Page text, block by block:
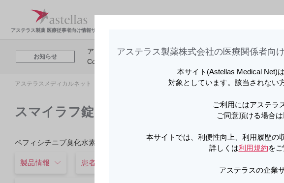
アステラス製薬 医療従事者向け情報サイト
お知らせ
アステラスメディカルネットでは、利便性向上、利用履歴の収
Cookieを利用してアクセスデータを取得しています。詳しくは
アステラスメディカルネット トップ 製品情報・安全性情報 スマイラフ錠50mg
スマイラフ錠50mg スマイラフ錠
ペフィシチニブ臭化水素酸塩
製品情報 患者さんサポート資材
アステラス製薬株式会社の医療関係者向
本サイト(Astellas Medical Net)
対象としています。該当されない
ご利用にはアステラ
ご同意頂ける場合
本サイトでは、利便性向上、利用履歴の
詳しくは利用規約を
アステラスの企業